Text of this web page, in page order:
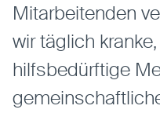
Mitarbeitenden
wir täglich
hilfsbedürftige